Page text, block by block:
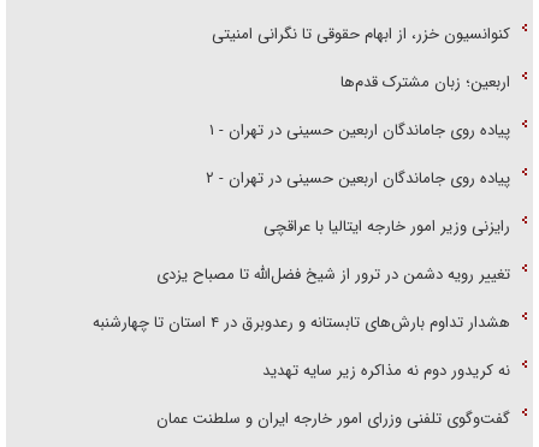
کنوانسیون خزر، از ابهام حقوقی تا نگرانی امنیتی
اربعین؛ زبان مشترک قدم‌ها
پیاده روی جاماندگان اربعین حسینی در تهران - ۱
پیاده روی جاماندگان اربعین حسینی در تهران - ۲
رایزنی وزیر امور خارجه ایتالیا با عراقچی
تغییر رویه دشمن در ترور از شیخ فضل‌الله تا مصباح یزدی
هشدار تداوم بارش‌های تابستانه و رعدوبرق در ۴ استان تا چهارشنبه
نه کریدور دوم نه مذاکره زیر سایه تهدید
گفت‌وگوی تلفنی وزرای امور خارجه ایران و سلطنت عمان